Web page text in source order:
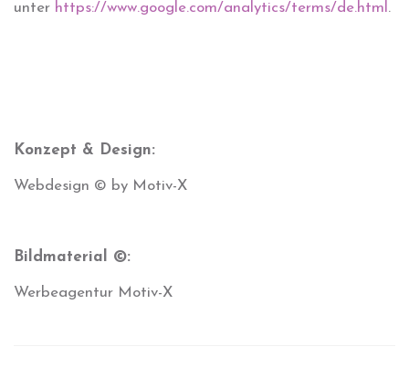
unter https://www.google.com/analytics/terms/de.html .
Konzept & Design:
Webdesign © by Motiv-X
Bildmaterial ©:
Werbeagentur Motiv-X